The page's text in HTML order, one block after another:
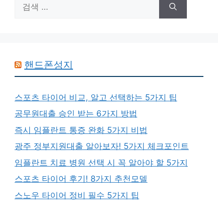
색:
핸드폰성지
스포츠 타이어 비교, 알고 선택하는 5가지 팁
공무원대출 승인 받는 6가지 방법
즉시 임플란트 통증 완화 5가지 비법
광주 정부지원대출 알아보자! 5가지 체크포인트
임플란트 치료 병원 선택 시 꼭 알아야 할 5가지
스포츠 타이어 후기! 8가지 추천모델
스노우 타이어 정비 필수 5가지 팁